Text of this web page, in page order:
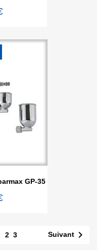
GP-35
2 3 Suivant 